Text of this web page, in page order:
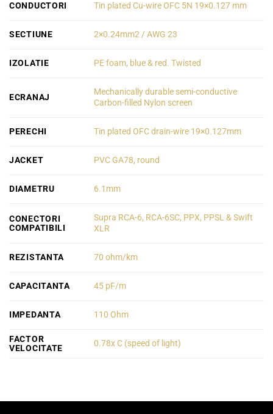
CONDUCTORI Tin plated Cu-wire OFC 5N 19×0.127 mm
SECTIUNE 2×0.24mm2 / AWG 23
IZOLATIE PE foam, blue & red. Twisted
ECRANAJ
Mechanically durable semi-conductive
Carbon-filled Nylon screen
PERECHI Tin plated OFC drain-wire 19×0.127mm
JACKET PVC GA78, round
DIAMETRU 6.1mm
CONECTORI
COMPATIBILI
Supra RCA-6, RCA-6SC, PPX, PPSL & Swift
XLR
REZISTANTA 70 ohm/km
CAPACITANTA 45 pF/m
IMPEDANTA 110 Ohm
FACTOR
VELOCITATE
0.78x C (speed of light)